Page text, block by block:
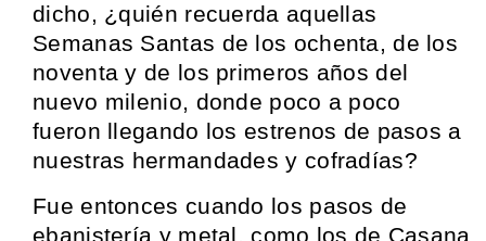
dicho, ¿quién recuerda aquellas
Semanas Santas de los ochenta, de los
noventa y de los primeros años del
nuevo milenio, donde poco a poco
fueron llegando los estrenos de pasos a
nuestras hermandades y cofradías?
Fue entonces cuando los pasos de
ebanistería y metal, como los de Casana